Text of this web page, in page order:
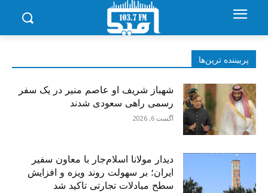
پربیننده‌ ترین‌ها
شهباز شریف او عاصم منیر در یک سفر
رسمی راهی سعودی شدند
آگست 6, 2026
دیدار مولانا اسلام‌جار با معاون سفیر
ایران؛ بر سهولت روند ویزه و افزایش
سطح مبادلات تجارتی تاکید شد